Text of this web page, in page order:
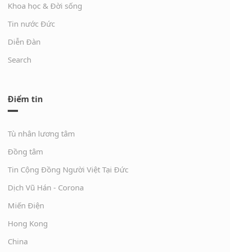
Khoa học & Đời sống
Tin nước Đức
Diễn Đàn
Search
Điểm tin
Tù nhân lương tâm
Đồng tâm
Tin Cộng Đồng Người Việt Tại Đức
Dịch Vũ Hán - Corona
Miến Điện
Hong Kong
China